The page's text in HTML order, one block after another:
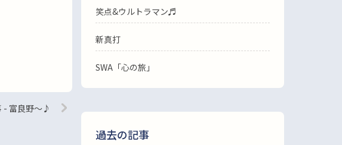
- 富良野〜♪
笑点&ウルトラマン♬
新真打
SWA「心の旅」
過去の記事